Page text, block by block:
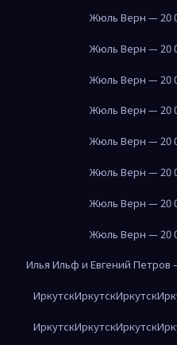
Жюль Верн — 20
Жюль Верн — 20
Жюль Верн — 20
Жюль Верн — 20
Жюль Верн — 20
Жюль Верн — 20
Жюль Верн — 20
Жюль Верн — 20
Илья Ильф и Евгений Петров
ИркутскИркутскИркутск
ИркутскИркутскИркутск